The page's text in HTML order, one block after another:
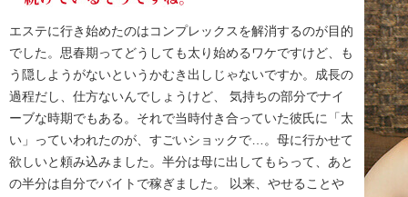
エステに行き始めたのはコンプレックスを解消するのが目的
でした。思春期ってどうしても太り始めるワケですけど、も
う隠しようがないというかむき出しじゃないですか。成長の
過程だし、仕方ないんでしょうけど、 気持ちの部分でナイ
ーブな時期でもある。それで当時付き合っていた彼氏に「太
い」っていわれたのが、すごいショックで…。母に行かせて
欲しいと頼み込みました。半分は母に出してもらって、あと
の半分は自分でバイトで稼ぎました。 以来、やせることや